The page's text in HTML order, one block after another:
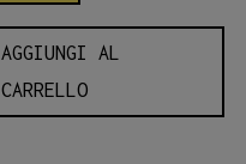
AGGIUNGI AL
CARRELLO